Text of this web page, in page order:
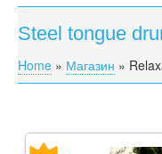
ГЛАВНАЯ
ТИПЫ
ДИЗАЙНЫ
Steel tongue
You are here
Home » Магазин »